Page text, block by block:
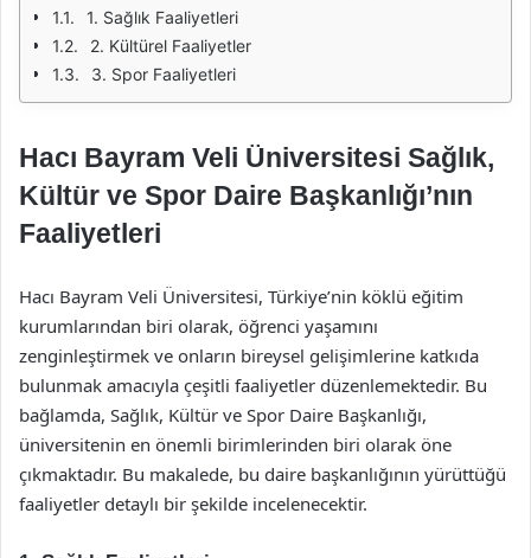
1. Sağlık Faaliyetleri
2. Kültürel Faaliyetler
3. Spor Faaliyetleri
Hacı Bayram Veli Üniversitesi Sağlık,
Kültür ve Spor Daire Başkanlığı’nın
Faaliyetleri
Hacı Bayram Veli Üniversitesi, Türkiye’nin köklü eğitim
kurumlarından biri olarak, öğrenci yaşamını
zenginleştirmek ve onların bireysel gelişimlerine katkıda
bulunmak amacıyla çeşitli faaliyetler düzenlemektedir. Bu
bağlamda, Sağlık, Kültür ve Spor Daire Başkanlığı,
üniversitenin en önemli birimlerinden biri olarak öne
çıkmaktadır. Bu makalede, bu daire başkanlığının yürüttüğü
faaliyetler detaylı bir şekilde incelenecektir.